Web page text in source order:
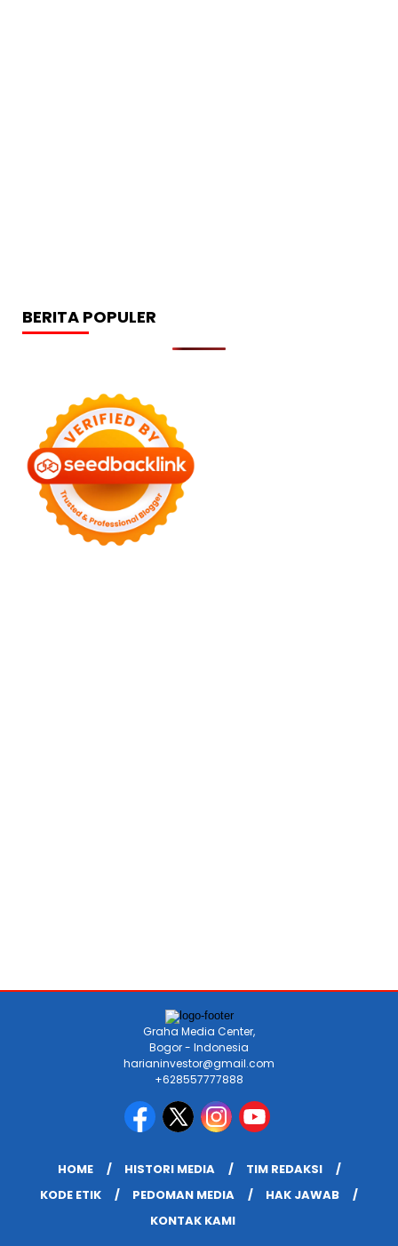
BERITA POPULER
Graha Media Center,
Bogor - Indonesia
harianinvestor@gmail.com
+628557777888
HOME HISTORI MEDIA
TIM REDAKSI
KODE ETIK
PEDOMAN MEDIA
HAK JAWAB
KONTAK KAMI